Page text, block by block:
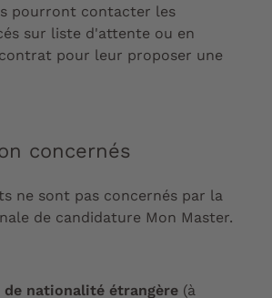
pourront contacter les
sur liste d'attente ou en
pour leur proposer une
concernés
ne sont pas concernés par la
de candidature Mon Master.
de nationalité étrangère (à